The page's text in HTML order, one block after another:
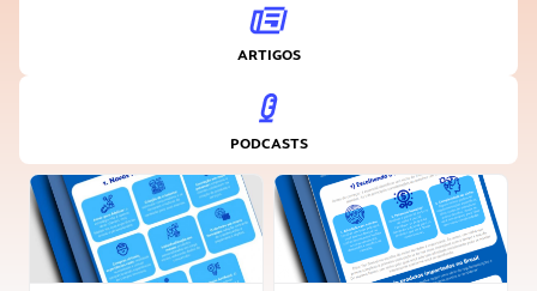
ARTIGOS
PODCASTS